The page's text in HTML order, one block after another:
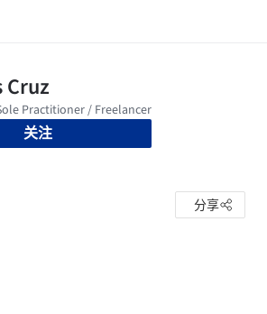
关注
分享